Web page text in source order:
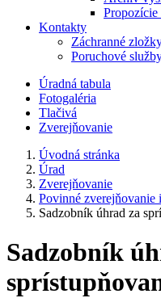
Kontakty
Záchranné
Poruchové
Úradná tabula
Fotogaléria
Tlačivá
Zverejňovanie
Úvodná stránka
Úrad
Zverejňovanie
Povinné zverejňovanie
Sadzobník úhrad za
Sadzobník